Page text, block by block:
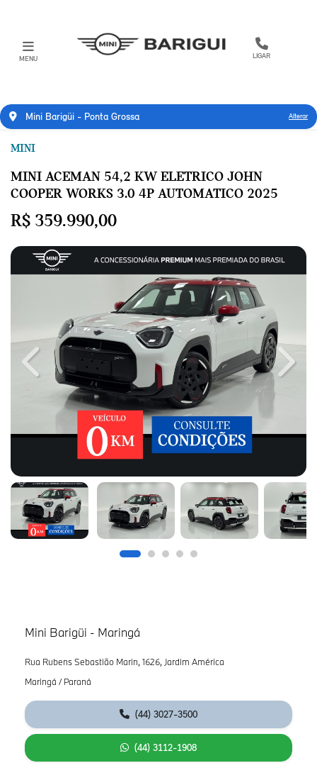
MENU LIGAR
Mini Barigüi - Ponta Grossa Alterar
MINI
MINI ACEMAN 54,2 KW ELETRICO JOHN
COOPER WORKS 3.0 4P AUTOMATICO 2025
R$ 359.990,00
Previous Next
Mini Barigüi - Maringá
Rua Rubens Sebastião Marin, 1626, Jardim América
Maringá / Paraná
(44) 3027-3500
(44) 3112-1908